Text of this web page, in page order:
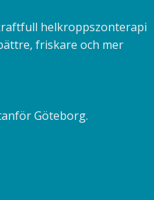
helkroppszonterapi
friskare och mer
Göteborg.